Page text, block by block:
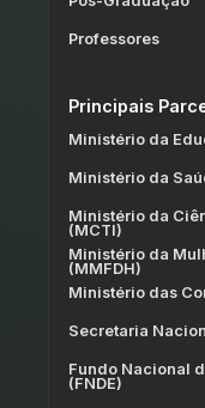
Professores
Principais
Ministério da
Ministério da
Ministério da
(MCTI)
Ministério da
(MMFDH)
Ministério das
Secretaria
Fundo Nacional
(FNDE)